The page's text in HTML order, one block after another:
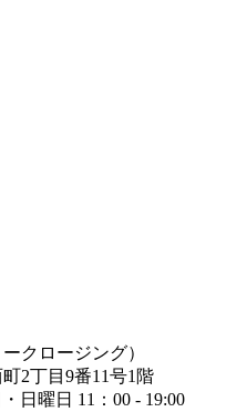
クロージング）
2丁目9番11号1階
日曜日 11：00 - 19:00